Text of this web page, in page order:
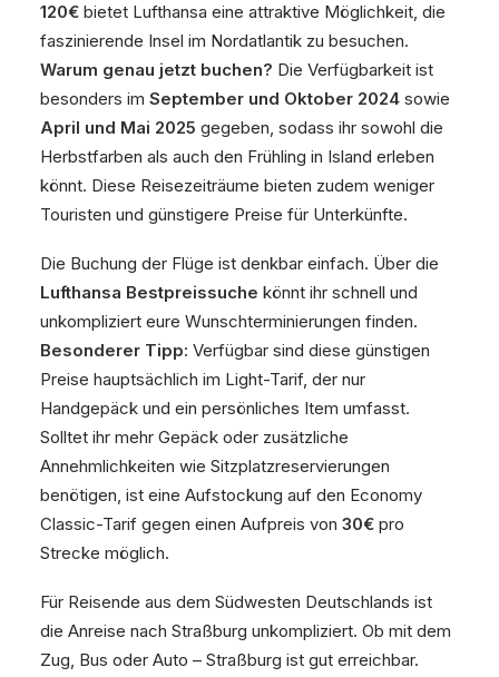
120€ bietet Lufthansa eine attraktive Möglichkeit, die
faszinierende Insel im Nordatlantik zu besuchen.
Warum genau jetzt buchen? Die Verfügbarkeit ist
besonders im September und Oktober 2024 sowie
April und Mai 2025 gegeben, sodass ihr sowohl die
Herbstfarben als auch den Frühling in Island erleben
könnt. Diese Reisezeiträume bieten zudem weniger
Touristen und günstigere Preise für Unterkünfte.
Die Buchung der Flüge ist denkbar einfach. Über die
Lufthansa Bestpreissuche könnt ihr schnell und
unkompliziert eure Wunschterminierungen finden.
Besonderer Tipp: Verfügbar sind diese günstigen
Preise hauptsächlich im Light-Tarif, der nur
Handgepäck und ein persönliches Item umfasst.
Solltet ihr mehr Gepäck oder zusätzliche
Annehmlichkeiten wie Sitzplatzreservierungen
benötigen, ist eine Aufstockung auf den Economy
Classic-Tarif gegen einen Aufpreis von 30€ pro
Strecke möglich.
Für Reisende aus dem Südwesten Deutschlands ist
die Anreise nach Straßburg unkompliziert. Ob mit dem
Zug, Bus oder Auto – Straßburg ist gut erreichbar.